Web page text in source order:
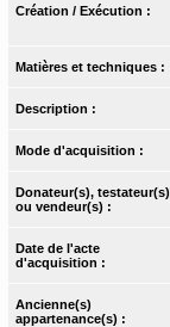
Création / Exécution :
Matières et techniques :
Description :
Mode d'acquisition :
Donateur(s), testateur(s)
ou vendeur(s) :
Date de l'acte
d'acquisition :
Ancienne(s)
appartenance(s) :